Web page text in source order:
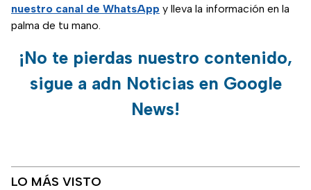
nuestro canal de WhatsApp y lleva la información en la
palma de tu mano.
¡No te pierdas nuestro contenido,
sigue a adn Noticias en Google
News!
LO MÁS VISTO